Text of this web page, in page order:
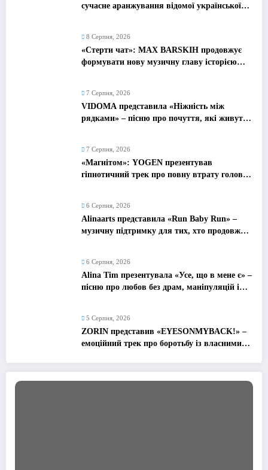
сучасне аранжування відомої української
8 Серпня, 2026
«Стерти чат»: MAX BARSKIH продовжує
формувати нову музичну главу історією
7 Серпня, 2026
VIDOMA представила «Ніжність між
рядками» – пісню про почуття, які живуть
7 Серпня, 2026
«Магнітом»: YOGEN презентував
гіпнотичний трек про повну втрату голови
6 Серпня, 2026
Alinaarts представила «Run Baby Run» –
музичну підтримку для тих, хто продовжує
6 Серпня, 2026
Alina Tim презентувала «Усе, що в мене є» –
пісню про любов без драм, маніпуляцій і
5 Серпня, 2026
ZORIN представив «EYESONMYBACK!» –
емоційний трек про боротьбу із власними